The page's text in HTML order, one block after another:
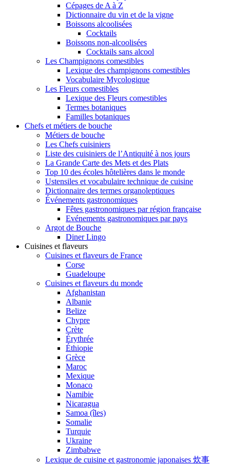
Cépages de A à Z
Dictionnaire du vin et de la vigne
Boissons alcoolisées
Cocktails
Boissons non-alcoolisées
Cocktails sans alcool
Les Champignons comestibles
Lexique des champignons comestibles
Vocabulaire Mycologique
Les Fleurs comestibles
Lexique des Fleurs comestibles
Termes botaniques
Familles botaniques
Chefs et métiers de bouche
Métiers de bouche
Les Chefs cuisiniers
Liste des cuisiniers de l’Antiquité à nos jours
La Grande Carte des Mets et des Plats
Top 10 des écoles hôtelières dans le monde
Ustensiles et vocabulaire technique de cuisine
Dictionnaire des termes organoleptiques
Événements gastronomiques
Fêtes gastronomiques par région française
Evénements gastronomiques par pays
Argot de Bouche
Diner Lingo
Cuisines et flaveurs
Cuisines et flaveurs de France
Corse
Guadeloupe
Cuisines et flaveurs du monde
Afghanistan
Albanie
Belize
Chypre
Crète
Érythrée
Éthiopie
Grèce
Maroc
Mexique
Monaco
Namibie
Nicaragua
Samoa (îles)
Somalie
Turquie
Ukraine
Zimbabwe
Lexique de cuisine et gastronomie japonaises 炊事